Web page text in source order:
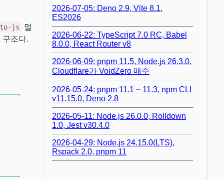
js
멀
구조다.
2026-07-05: Deno 2.9, Vite 8.1,
ES2026
2026-06-22: TypeScript 7.0 RC, Babel
8.0.0, React Router v8
2026-06-09: pnpm 11.5, Node.js 26.3.0,
Cloudflare가 VoidZero 매수
2026-05-24: pnpm 11.1 ~ 11.3, npm CLI
v11.15.0, Deno 2.8
2026-05-11: Node.js 26.0.0, Rolldown
1.0, Jest v30.4.0
2026-04-29: Node.js 24.15.0(LTS),
Rspack 2.0, pnpm 11